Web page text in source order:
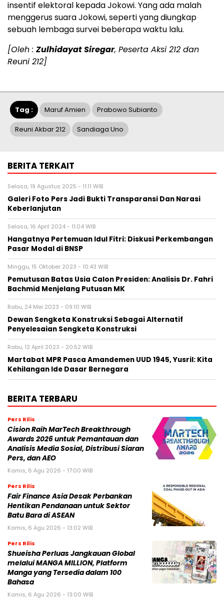
insentif elektoral kepada Jokowi. Yang ada malah
menggerus suara Jokowi, seperti yang diungkap
sebuah lembaga survei beberapa waktu lalu.
[Oleh : Zulhidayat Siregar, Peserta Aksi 212 dan
Reuni 212]
Tag : Maruf Amien Prabowo Subianto
Reuni Akbar 212 Sandiaga Uno
BERITA TERKAIT
Selasa, 19 Agustus 2025 - 11:11 WIB
Galeri Foto Pers Jadi Bukti Transparansi Dan Narasi
Keberlanjutan
Selasa, 16 April 2024 - 11:04 WIB
Hangatnya Pertemuan Idul Fitri: Diskusi Perkembangan
Pasar Modal di BNSP
Minggu, 15 Oktober 2023 - 10:43 WIB
Pemutusan Batas Usia Calon Presiden: Analisis Dr. Fahri
Bachmid Menjelang Putusan MK
Rabu, 24 Mei 2023 - 09:10 WIB
Dewan Sengketa Konstruksi Sebagai Alternatif
Penyelesaian Sengketa Konstruksi
Rabu, 12 April 2023 - 20:52 WIB
Martabat MPR Pasca Amandemen UUD 1945, Yusril: Kita
Kehilangan Ide Dasar Bernegara
BERITA TERBARU
Pers Rilis
Cision Raih MarTech Breakthrough
Awards 2026 untuk Pemantauan dan
Analisis Media Sosial, Distribusi Siaran
Pers, dan AEO
Kamis, 6 Agu 2026 - 17:00 WIB
Pers Rilis
Fair Finance Asia Desak Perbankan
Hentikan Pendanaan untuk Sektor
Batu Bara di ASEAN
Kamis, 6 Agu 2026 - 13:02 WIB
Pers Rilis
Shueisha Perluas Jangkauan Global
melalui MANGA MILLION, Platform
Manga yang Tersedia dalam 100
Bahasa
Kamis, 6 Agu 2026 - 13:00 WIB